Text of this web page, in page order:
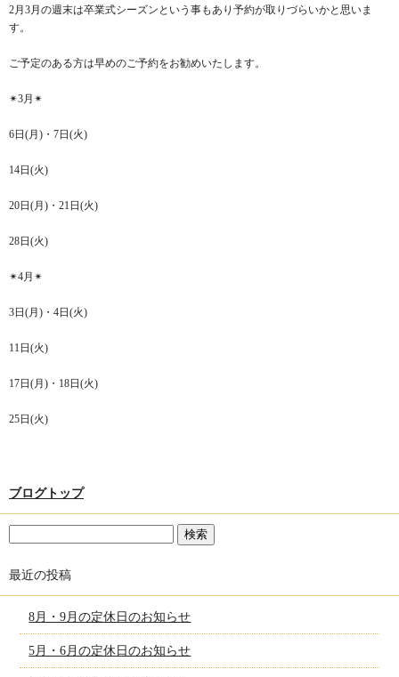
2月3月の週末は卒業式シーズンという事もあり予約が取りづらいかと思いま
す。
ご予定のある方は早めのご予約をお勧めいたします。
✴︎3月✴︎
6日(月)・7日(火)
14日(火)
20日(月)・21日(火)
28日(火)
✴︎4月✴︎
3日(月)・4日(火)
11日(火)
17日(月)・18日(火)
25日(火)
ブログトップ
最近の投稿
8月・9月の定休日のお知らせ
5月・6月の定休日のお知らせ